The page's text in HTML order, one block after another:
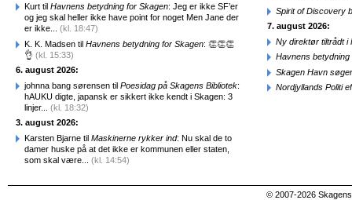
Kurt til Havnens betydning for Skagen: Jeg er ikke SF’er
og jeg skal heller ikke have point for noget Men Jane der
er ikke... (kl. 18:47)
K. K. Madsen til Havnens betydning for Skagen: 👏👏👏
👌 (kl. 15:33)
6. august 2026:
johnna bang sørensen til Poesidag på Skagens Bibliotek:
hAUKU digte, japansk er sikkert ikke kendt i Skagen: 3
linjer... (kl. 18:32)
3. august 2026:
Karsten Bjarne til Maskinerne rykker ind: Nu skal de to
damer huske på at det ikke er kommunen eller staten,
som skal være... (kl. 14:54)
Spirit of Discovery
7. august 2026:
Ny direktør tiltrådt i
Havnens betydning
Skagen Havn
Nordjyllands Politi
© 2007-2026